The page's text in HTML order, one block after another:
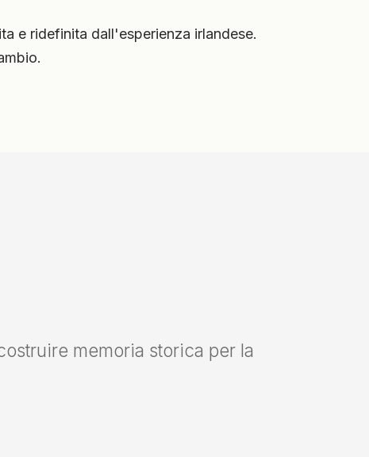
e ridefinita dall'esperienza irlandese.
memoria storica per la